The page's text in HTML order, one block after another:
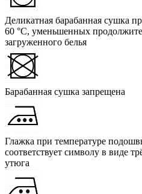
Деликатная барабанная сушка
60 °C, уменьшенных
загруженного белья
Барабанная сушка запрещена
Глажка при температуре
соответствует символу в виде
утюга